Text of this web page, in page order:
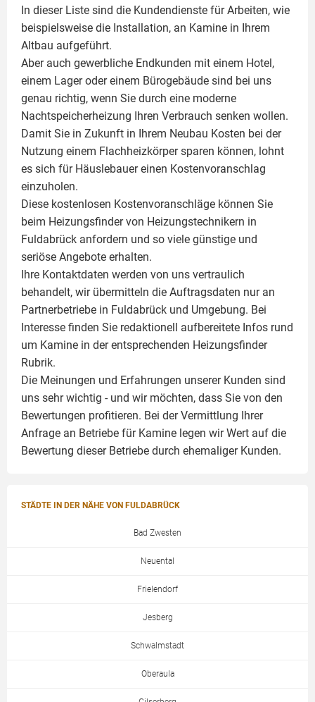
In dieser Liste sind die Kundendienste für Arbeiten, wie
beispielsweise die Installation, an Kamine in Ihrem
Altbau aufgeführt.
Aber auch gewerbliche Endkunden mit einem Hotel,
einem Lager oder einem Bürogebäude sind bei uns
genau richtig, wenn Sie durch eine moderne
Nachtspeicherheizung Ihren Verbrauch senken wollen.
Damit Sie in Zukunft in Ihrem Neubau Kosten bei der
Nutzung einem Flachheizkörpersparen können, lohnt
es sich für Häuslebauer einen Kostenvoranschlag
einzuholen.
Diese kostenlosen Kostenvoranschläge können Sie
beim Heizungsfinder von Heizungstechnikern in
Fuldabrück anfordern und so viele günstige und
seriöse Angebote erhalten.
Ihre Kontaktdaten werden von uns vertraulich
behandelt, wir übermitteln die Auftragsdaten nur an
Partnerbetriebe in Fuldabrück und Umgebung. Bei
Interesse finden Sie redaktionell aufbereitete Infos rund
um Kamine in der entsprechenden Heizungsfinder
Rubrik.
Die Meinungen und Erfahrungen unserer Kunden sind
uns sehr wichtig - und wir möchten, dass Sie von den
Bewertungen profitieren. Bei der Vermittlung Ihrer
Anfrage an Betriebe für Kamine legen wir Wert auf die
Bewertung dieser Betriebe durch ehemaliger Kunden.
STÄDTE IN DER NÄHE VON FULDABRÜCK
Bad Zwesten
Neuental
Frielendorf
Jesberg
Schwalmstadt
Oberaula